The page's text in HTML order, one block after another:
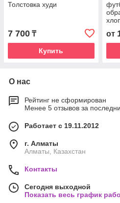
Толстовка худи
7 700 ₸
Купить
от
О нас
Рейтинг не сформирован
Менее 5 отзывов за
Работает с 19.11.2012
г. Алматы
Алматы, Казахстан
Контакты
Сегодня выходной
Показать весь график